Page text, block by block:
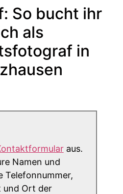
So bucht ihr
als
in
aus.
Namen und
Telefonnummer,
und Ort der